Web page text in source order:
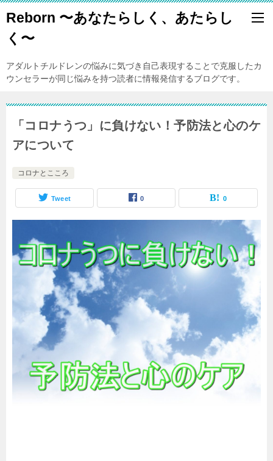
Reborn 〜あなたらしく、あたらし
く〜
アダルトチルドレンの悩みに気づき自己表現することで克服したカ
ウンセラーが同じ悩みを持つ読者に情報発信するブログです。
「コロナうつ」に負けない！予防法と心のケ
アについて
コロナとこころ
Tweet 0 0